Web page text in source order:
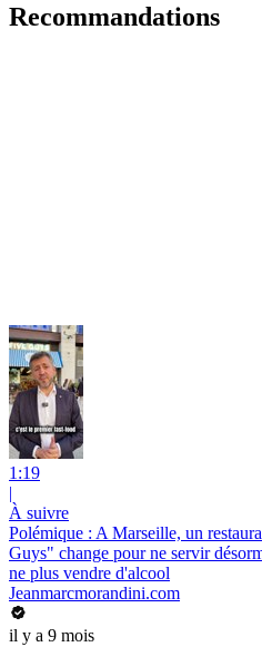
Recommandations
1:19
|
À suivre
Polémique : A Marseille, un
Guys" change pour ne servir
ne plus vendre d'alcool
Jeanmarcmorandini.com
il y a 9 mois